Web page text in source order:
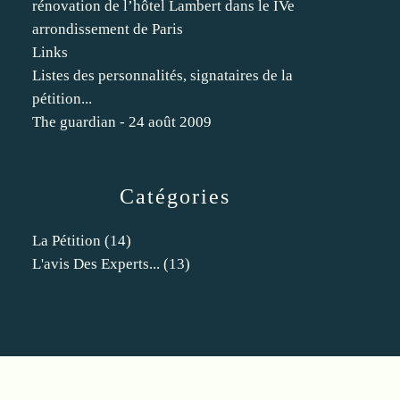
Catégories
La Pétition (14)
L'avis Des Experts... (13)
rénovation de l’hôtel Lambert dans le IVe
arrondissement de Paris
Links
Listes des personnalités, signataires de la
pétition...
The guardian - 24 août 2009